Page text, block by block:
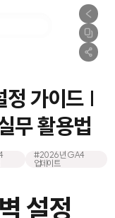
가이드 |
무 활용법
#2026년 GA4
업데이트
설정